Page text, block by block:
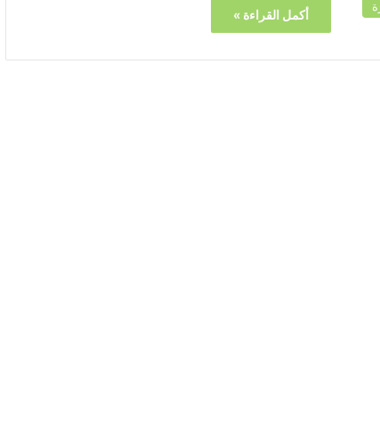
أكمل القراءة »